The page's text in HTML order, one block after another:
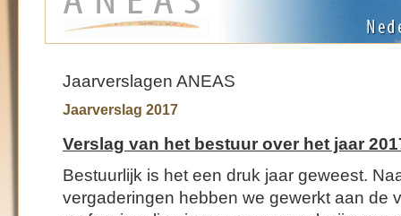
Jaarverslagen ANEAS
Jaarverslag 2017
Verslag van het bestuur over het jaar
Bestuurlijk is het een druk jaar geweest.
vergaderingen hebben we gewerkt aan de